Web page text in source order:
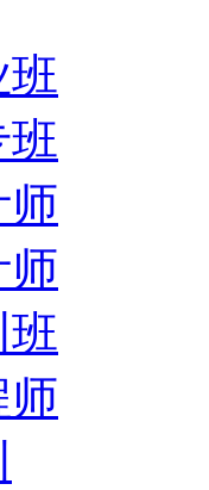
班
班
师
师
班
师